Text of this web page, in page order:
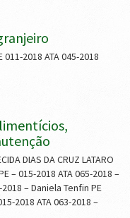
2018 ATA 045-2018
DIAS DA CRUZ LATARO
– 015-2018 ATA 065-2018 –
2018 – Daniela Tenfin PE
2018 ATA 063-2018 –